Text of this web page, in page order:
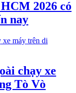
2026 có
nay
chạy xe
Tò Vò